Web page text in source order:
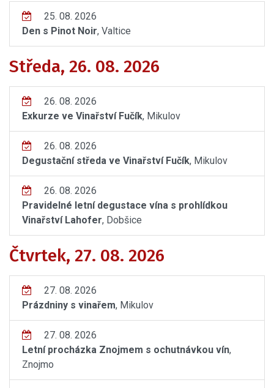
25. 08. 2026
Den s Pinot Noir, Valtice
Středa, 26. 08. 2026
26. 08. 2026
Exkurze ve Vinařství Fučík, Mikulov
26. 08. 2026
Degustační středa ve Vinařství Fučík, Mikulov
26. 08. 2026
Pravidelné letní degustace vína s prohlídkou
Vinařství Lahofer, Dobšice
Čtvrtek, 27. 08. 2026
27. 08. 2026
Prázdniny s vinařem, Mikulov
27. 08. 2026
Letní procházka Znojmem s ochutnávkou vín,
Znojmo